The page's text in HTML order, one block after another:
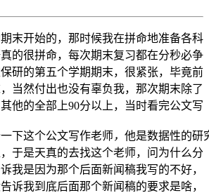
末开始的，那时候我在拼命地准备各科
的很拼命，每次期末复习都在分秒必争
研的第五个学期期末，很紧张，毕竟前
当然付出也没有辜负我，那次期末除了
他的全部上90分以上，当时看完公文写
这 公 文 写 老 师 ， 他是数 据 性 的 研
于是天真的去找这个老师，问为什么分
我是因为那个后面新闻稿我写的不好，
诉我到底后面那个新闻稿的要求是啥，